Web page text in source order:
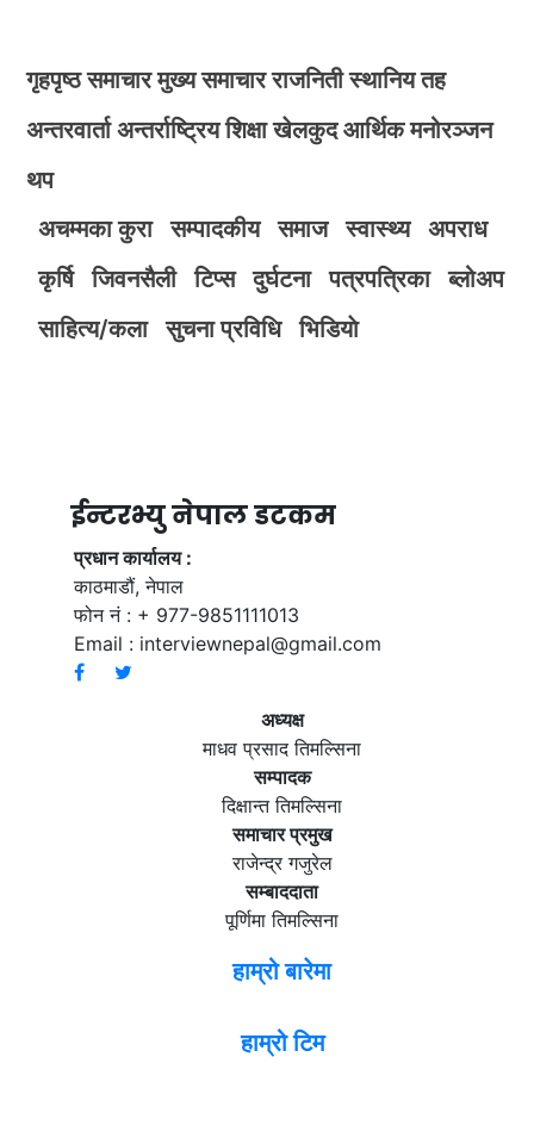
गृहपृष्ठ समाचार मुख्य समाचार राजनिती स्थानिय तह
अन्तरवार्ता अन्तर्राष्ट्रिय शिक्षा खेलकुद आर्थिक मनोरञ्जन
थप
अचम्मका कुरा
सम्पादकीय समाज स्वास्थ्य
अपराध
कृर्षि
जिवनसैली टिप्स दुर्घटना पत्रपत्रिका
ब्लोअप
साहित्य/कला
सुचना प्रविधि भिडियाे
ईन्टरभ्यु नेपाल डटकम
प्रधान कार्यालय :
काठमाडौं, नेपाल
फोन नं : + 977-9851111013
Email : interviewnepal@gmail.com
अध्यक्ष
माधव प्रसाद तिमल्सिना
सम्पादक
दिक्षान्त तिमल्सिना
समाचार प्रमुख
राजेन्द्र गजुरेल
सम्बाददाता
पूर्णिमा तिमल्सिना
हाम्रो बारेमा
हाम्रो टिम